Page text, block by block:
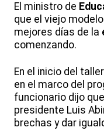
El ministro de
que el viejo
mejores días de la
comenzando.
En el inicio del
en el marco del
funcionario dijo
presidente Luis
brechas y dar